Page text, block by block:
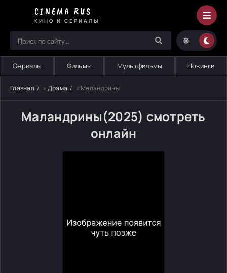
CINEMA RUS
КИНО И СЕРИАЛЫ
Сериалы Фильмы Мультфильмы Новинки
Главная » Драма » Маландрины
Маландрины(2025) смотреть
онлайн